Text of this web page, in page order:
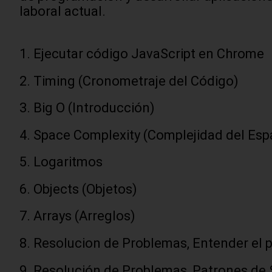
laboral actual.
Ejecutar código JavaScript en Chrome
Timing (Cronometraje del Código)
Big O (Introducción)
Space Complexity (Complejidad del
Logaritmos
Objects (Objetos)
Arrays (Arreglos)
Resolucion de Problemas, Entender el